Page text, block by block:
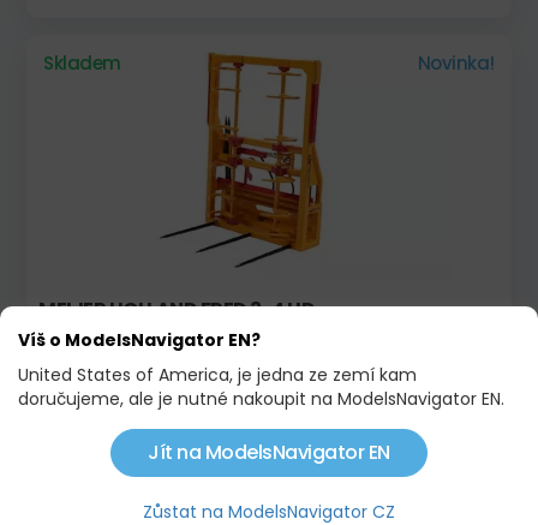
Skladem Novinka!
MEIJER HOLLAND FRED 3-4 HD
1 148,00 KČ
Víš o ModelsNavigator EN?
United States of America, je jedna ze zemí kam
doručujeme, ale je nutné nakoupit na ModelsNavigator EN.
Jít na ModelsNavigator EN
Zůstat na ModelsNavigator CZ